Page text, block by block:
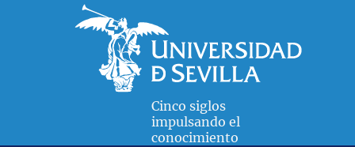
Cinco siglos
impulsando el
conocimiento